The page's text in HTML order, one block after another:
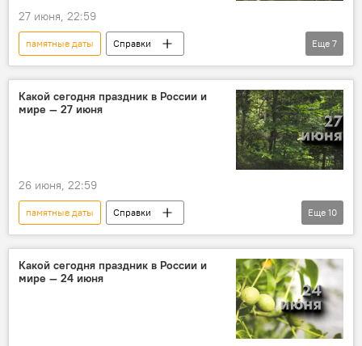
История
персоны
27 июня, 22:59
памятные даты
Справки
Этот день в истории
Какой сегодня праздник
праздники
события
Еще 7
Какой сегодня праздник в России и
мире — 27 июня
26 июня, 22:59
памятные даты
Справки
Этот день в истории
Народный календарь
Какой сегодня праздник
религиозные праздники
Еще 10
Какой сегодня праздник в России и
мире — 24 июня